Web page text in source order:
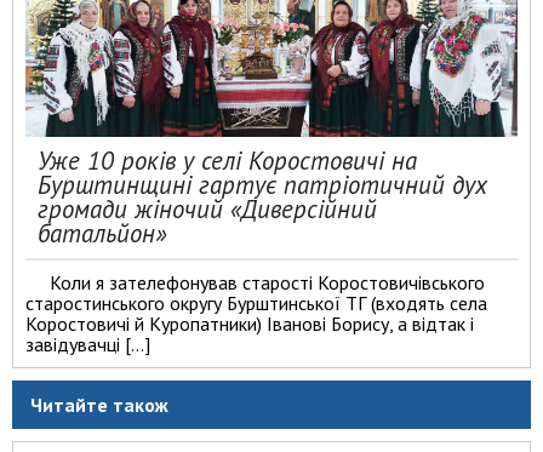
Уже 10 років у селі Коростовичі на
Бурштинщині гартує патріотичний дух
громади жіночий «Диверсійний
батальйон»
Коли я зателефонував старості Коростовичівського
старостинського округу Бурштинської ТГ (входять села
Коростовичі й Куропатники) Іванові Борису, а відтак і
завідувачці […]
Читайте також